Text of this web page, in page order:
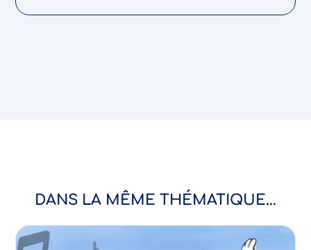
DANS LA MÊME THÉMATIQUE...
Aimer son corps